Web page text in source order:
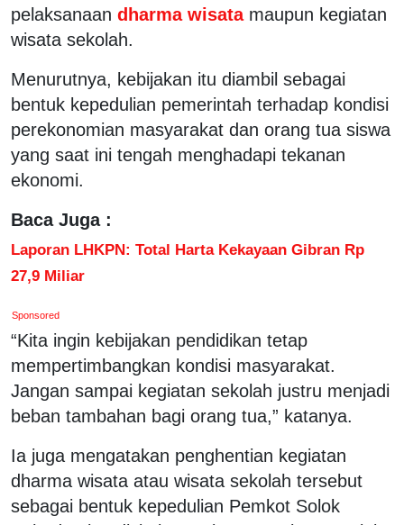
pelaksanaan dharma wisata maupun kegiatan
wisata sekolah.
Menurutnya, kebijakan itu diambil sebagai
bentuk kepedulian pemerintah terhadap kondisi
perekonomian masyarakat dan orang tua siswa
yang saat ini tengah menghadapi tekanan
ekonomi.
Baca Juga :
Laporan LHKPN: Total Harta Kekayaan Gibran Rp
27,9 Miliar
Sponsored
“Kita ingin kebijakan pendidikan tetap
mempertimbangkan kondisi masyarakat.
Jangan sampai kegiatan sekolah justru menjadi
beban tambahan bagi orang tua,” katanya.
Ia juga mengatakan penghentian kegiatan
dharma wisata atau wisata sekolah tersebut
sebagai bentuk kepedulian Pemkot Solok